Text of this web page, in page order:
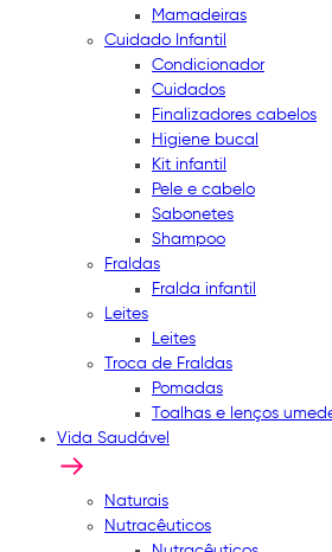
Mamadeiras
Cuidado Infantil
Condicionador
Cuidados
Finalizadores cabelos
Higiene bucal
Kit infantil
Pele e cabelo
Sabonetes
Shampoo
Fraldas
Fralda infantil
Leites
Leites
Troca de Fraldas
Pomadas
Toalhas e lenços
Vida Saudável
Naturais
Nutracêuticos